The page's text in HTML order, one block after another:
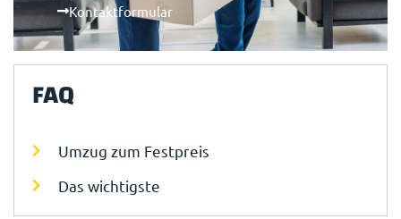
Kontaktformular
FAQ
Umzug zum Festpreis
Das wichtigste